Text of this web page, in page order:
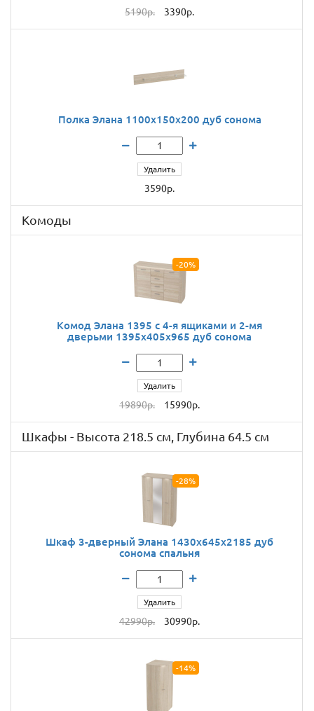
5190р. 3390р.
Полка Элана 1100x150x200 дуб сонома
Удалить
3590р.
Комоды
-20%
Комод Элана 1395 c 4-я ящиками и 2-мя
дверьми 1395x405x965 дуб сонома
Удалить
19890р. 15990р.
Шкафы - Высота 218.5 см, Глубина 64.5 см
-28%
Шкаф 3-дверный Элана 1430х645х2185 дуб
сонома спальня
Удалить
42990р. 30990р.
-14%